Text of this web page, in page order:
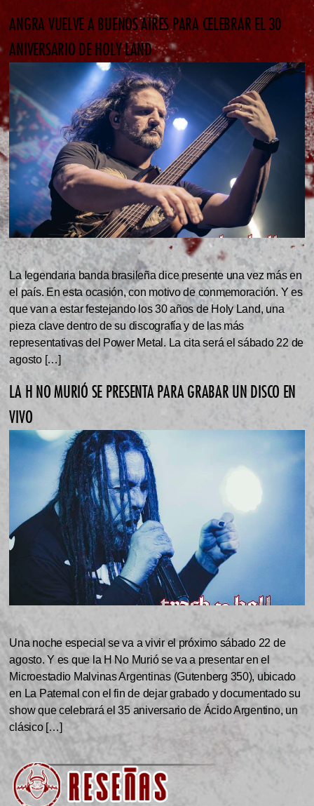
ANGRA VUELVE A BUENOS AIRES PARA CELEBRAR EL 30
ANIVERSARIO DE HOLY LAND
La legendaria banda brasileña dice presente una vez más en
el país. En esta ocasión, con motivo de conmemoración. Y es
que van a estar festejando los 30 años de Holy Land, una
pieza clave dentro de su discografía y de las más
representativas del Power Metal. La cita será el sábado 22 de
agosto […]
LA H NO MURIÓ SE PRESENTA PARA GRABAR UN DISCO EN
VIVO
Una noche especial se va a vivir el próximo sábado 22 de
agosto. Y es que la H No Murió se va a presentar en el
Microestadio Malvinas Argentinas (Gutenberg 350), ubicado
en La Paternal con el fin de dejar grabado y documentado su
show que celebrará el 35 aniversario de Ácido Argentino, un
clásico […]